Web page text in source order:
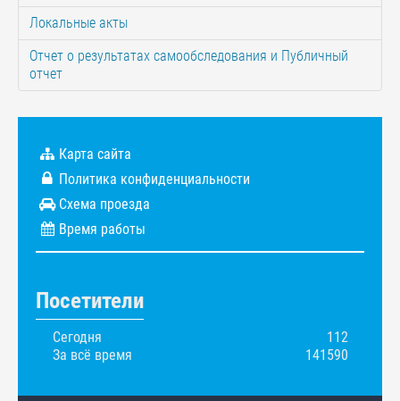
Локальные акты
Отчет о результатах самообследования и Публичный
отчет
Карта сайта
Политика конфиденциальности
Схема проезда
Время работы
Посетители
Сегодня
112
За всё время
141590